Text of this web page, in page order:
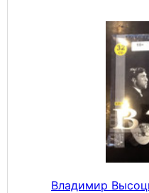
Владимир